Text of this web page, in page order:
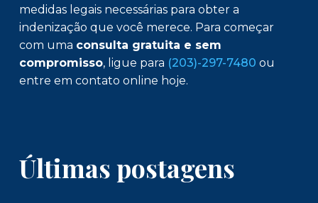
medidas legais necessárias para obter a
indenização que você merece. Para começar
com uma consulta gratuita e sem
compromisso, ligue para (203)-297-7480 ou
entre em contato online hoje.
Últimas postagens